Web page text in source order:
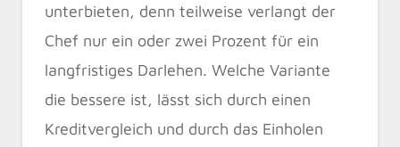
unterbieten, denn teilweise verlangt der
Chef nur ein oder zwei Prozent für ein
langfristiges Darlehen. Welche Variante
die bessere ist, lässt sich durch einen
Kreditvergleich und durch das Einholen